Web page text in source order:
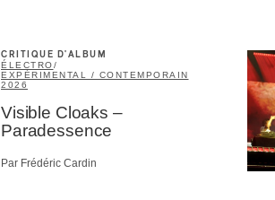
CRITIQUE D'ALBUM
ÉLECTRO/
EXPÉRIMENTAL / CONTEMPORAIN
2026
Visible Cloaks –
Paradessence
Par Frédéric Cardin